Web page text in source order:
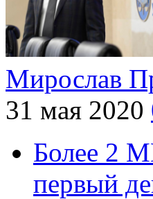
Мирослав
31 мая 2020
Более 2
первый